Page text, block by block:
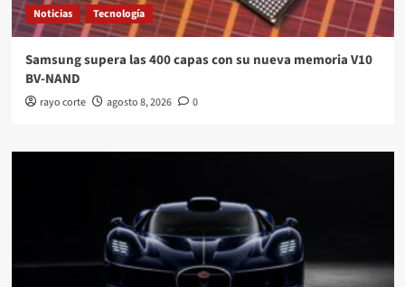
Noticias Tecnología
Samsung supera las 400 capas con su nueva memoria V10
BV-NAND
rayo corte agosto 8, 2026 0